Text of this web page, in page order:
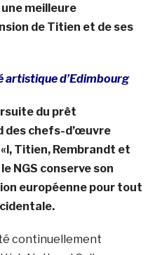
meilleure
de Titien et de ses
artistique d’Edimbourg
du prêt
des chefs-d’œuvre
Titien, Rembrandt et
NGS conserve son
européenne pour tout
continuellement